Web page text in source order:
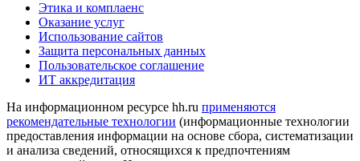
Этика и комплаенс
Оказание услуг
Использование сайтов
Защита персональных данных
Пользовательское соглашение
ИТ аккредитация
На информационном ресурсе hh.ru применяются
рекомендательные технологии (информационные технологии
предоставления информации на основе сбора, систематизации
и анализа сведений, относящихся к предпочтениям